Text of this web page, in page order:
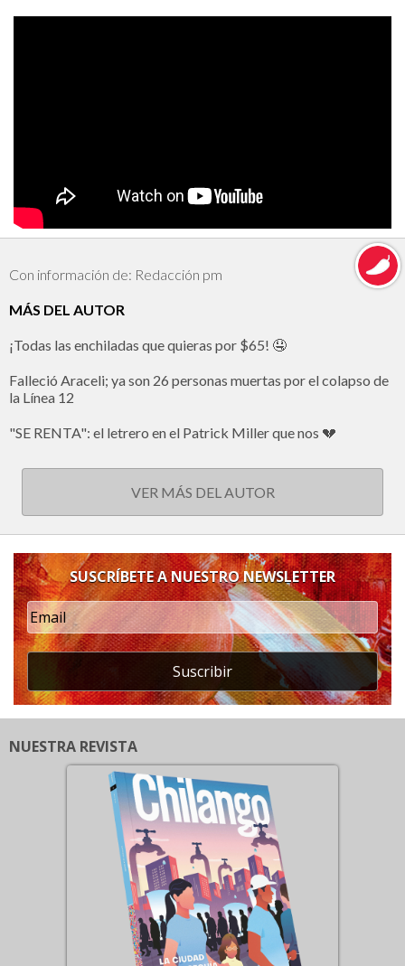
Con información de: Redacción pm
MÁS DEL AUTOR
¡Todas las enchiladas que quieras por $65! 🤤
Falleció Araceli; ya son 26 personas muertas por el colapso de
la Línea 12
"SE RENTA": el letrero en el Patrick Miller que nos 💔
VER MÁS DEL AUTOR
SUSCRÍBETE A NUESTRO NEWSLETTER
Suscribir
NUESTRA REVISTA